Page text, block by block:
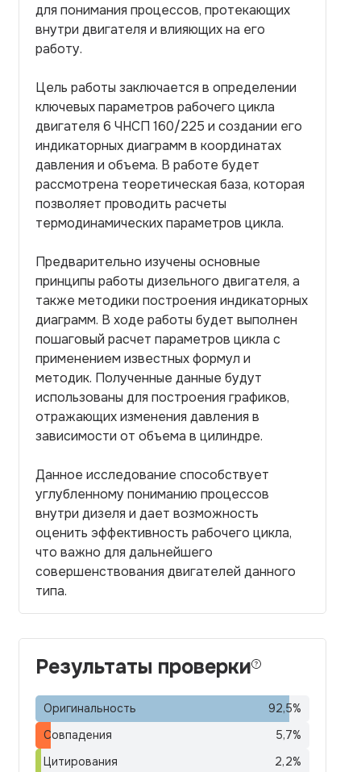
для понимания процессов, протекающих
внутри двигателя и влияющих на его
работу.
Цель работы заключается в определении
ключевых параметров рабочего цикла
двигателя 6 ЧНСП 160/225 и создании его
индикаторных диаграмм в координатах
давления и объема. В работе будет
рассмотрена теоретическая база, которая
позволяет проводить расчеты
термодинамических параметров цикла.
Предварительно изучены основные
принципы работы дизельного двигателя, а
также методики построения индикаторных
диаграмм. В ходе работы будет выполнен
пошаговый расчет параметров цикла с
применением известных формул и
методик. Полученные данные будут
использованы для построения графиков,
отражающих изменения давления в
зависимости от объема в цилиндре.
Данное исследование способствует
углубленному пониманию процессов
внутри дизеля и дает возможность
оценить эффективность рабочего цикла,
что важно для дальнейшего
совершенствования двигателей данного
типа.
Результаты проверки
Оригинальность 92,5%
Совпадения
5,7%
Цитирования
2,2%